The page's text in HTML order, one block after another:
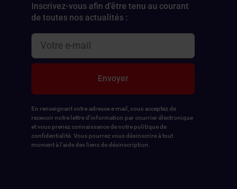
Inscrivez-vous afin d'être tenu au courant
de toutes nos actualités :
Envoyer
En renseignant votre adresse e-mail, vous acceptez de
recevoir notre lettre d'information par courrier électronique
et vous prenez connaissance de notre politique de
confidentialité. Vous pourrez vous désinscrire à tout
moment à l'aide des liens de désinscription.